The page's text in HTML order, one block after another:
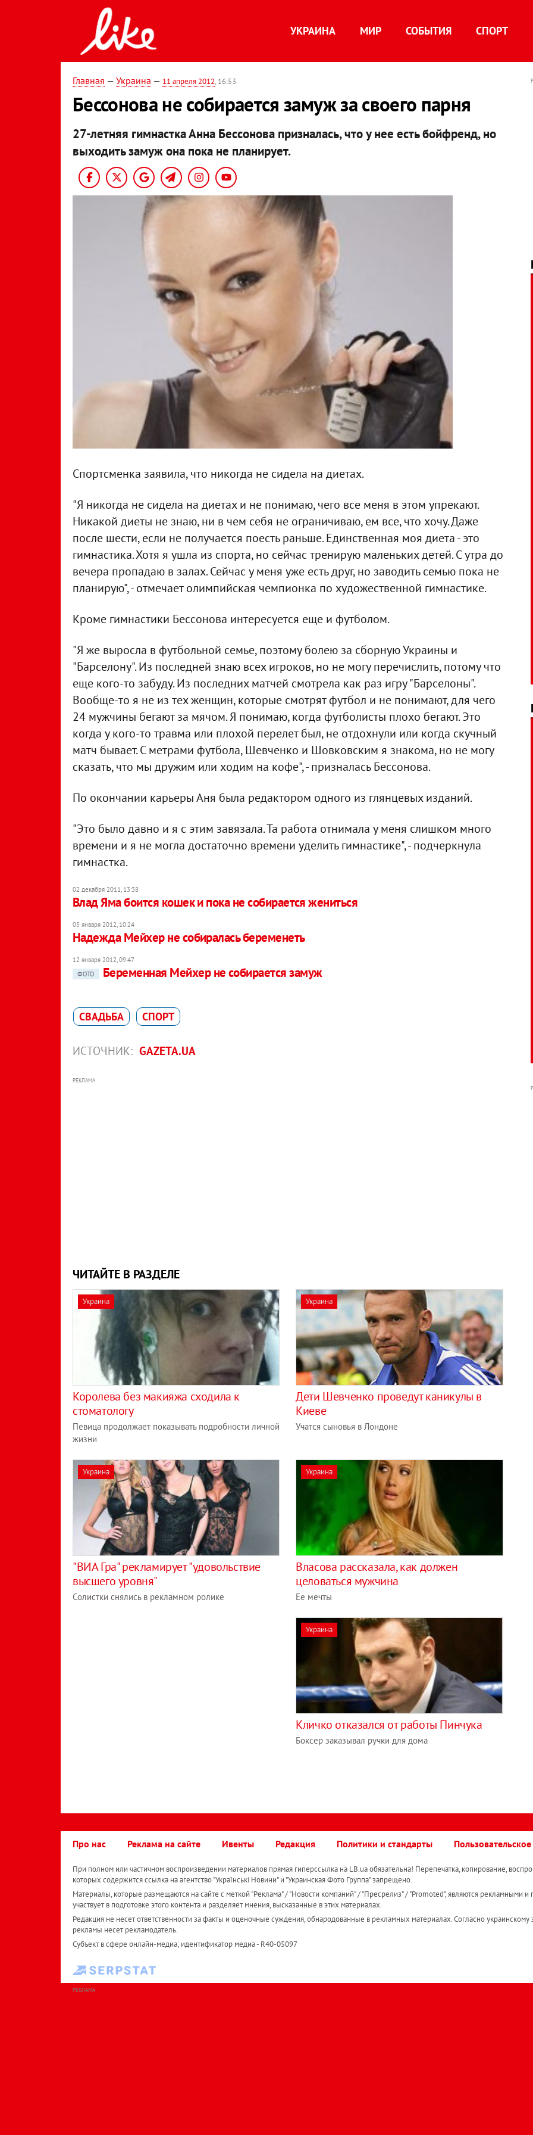
УКРАИНА МИР СОБЫТИЯ СПОРТ
Главная — Украина — 11 апреля 2012, 16:53
Бессонова не собирается замуж за своего парня
27-летняя гимнастка Анна Бессонова призналась, что у нее есть бойфренд, но
выходить замуж она пока не планирует.
Спортсменка заявила, что никогда не сидела на диетах.
"Я никогда не сидела на диетах и не понимаю, чего все меня в этом упрекают.
Никакой диеты не знаю, ни в чем себя не ограничиваю, ем все, что хочу. Даже
после шести, если не получается поесть раньше. Единственная моя диета - это
гимнастика. Хотя я ушла из спорта, но сейчас тренирую маленьких детей. С утра до
вечера пропадаю в залах. Сейчас у меня уже есть друг, но заводить семью пока не
планирую", - отмечает олимпийская чемпионка по художественной гимнастике.
Кроме гимнастики Бессонова интересуется еще и футболом.
"Я же выросла в футбольной семье, поэтому болею за сборную Украины и
"Барселону". Из последней знаю всех игроков, но не могу перечислить, потому что
еще кого-то забуду. Из последних матчей смотрела как раз игру "Барселоны".
Вообще-то я не из тех женщин, которые смотрят футбол и не понимают, для чего
24 мужчины бегают за мячом. Я понимаю, когда футболисты плохо бегают. Это
когда у кого-то травма или плохой перелет был, не отдохнули или когда скучный
матч бывает. С метрами футбола, Шевченко и Шовковским я знакома, но не могу
сказать, что мы дружим или ходим на кофе", - призналась Бессонова.
По окончании карьеры Аня была редактором одного из глянцевых изданий.
"Это было давно и я с этим завязала. Та работа отнимала у меня слишком много
времени и я не могла достаточно времени уделить гимнастике", - подчеркнула
гимнастка.
02 декабря 2011, 13:38
Влад Яма боится кошек и пока не собирается жениться
05 января 2012, 10:24
Надежда Мейхер не собиралась беременеть
12 января 2012, 09:47
ФОТО
Беременная Мейхер не собирается замуж
СВАДЬБА СПОРТ
ИСТОЧНИК: GAZETA.UA
РЕКЛАМА
ЧИТАЙТЕ В РАЗДЕЛЕ
Украина
Королева без макияжа сходила к
стоматологу
Певица продолжает показывать подробности личной
жизни
Украина
​Дети Шевченко проведут каникулы в
Киеве
Учатся сыновья в Лондоне
Украина
"ВИА Гра" рекламирует "удовольствие
высшего уровня"
Солистки снялись в рекламном ролике
Украина
Власова рассказала, как должен
целоваться мужчина
Ее мечты
Украина
Кличко отказался от работы Пинчука
Боксер заказывал ручки для дома
Про нас Реклама на сайте Ивенты Редакция Политики и стандарты
При полном или частичном воспроизведении материалов прямая гиперссылка на LB.ua обязательна! Перепечатка, копирование,
которых содержится ссылка на агентство "Українськi Новини" и "Украинская Фото Группа" запрещено.
Материалы, которые размещаются на сайте с меткой "Реклама" / "Новости компаний" / "Пресрелиз" / "Promoted", являются рекламными и
участвует в подготовке этого контента и разделяет мнения, высказанные в этих материалах.
Редакция не несет ответственности за факты и оценочные суждения, обнародованные в рекламных материалах. Согласно украинскому
рекламы несет рекламодатель.
Субъект в сфере онлайн-медиа; идентификатор медиа - R40-05097
РЕКЛАМА